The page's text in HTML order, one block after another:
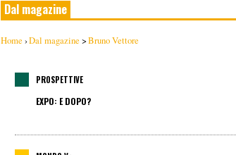
Dal magazine
Home ›Dal magazine >Bruno Vettore
PROSPETTIVE
EXPO: E DOPO?